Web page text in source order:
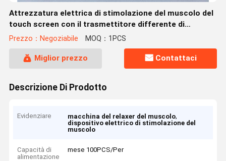
Attrezzatura elettrica di stimolazione del muscolo del
touch screen con il trasmettitore differente di
dimensione 5
Prezzo：Negoziabile MOQ：1PCS
Miglior prezzo Contattaci
Descrizione Di Prodotto
Evidenziare macchina del relaxer del muscolo,
dispositivo elettrico di stimolazione del
muscolo
Capacità di
alimentazione
mese 100PCS/Per